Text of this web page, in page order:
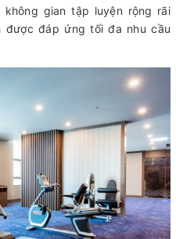
gian tập luyện rộng rãi
được đáp ứng tối đa nhu cầu